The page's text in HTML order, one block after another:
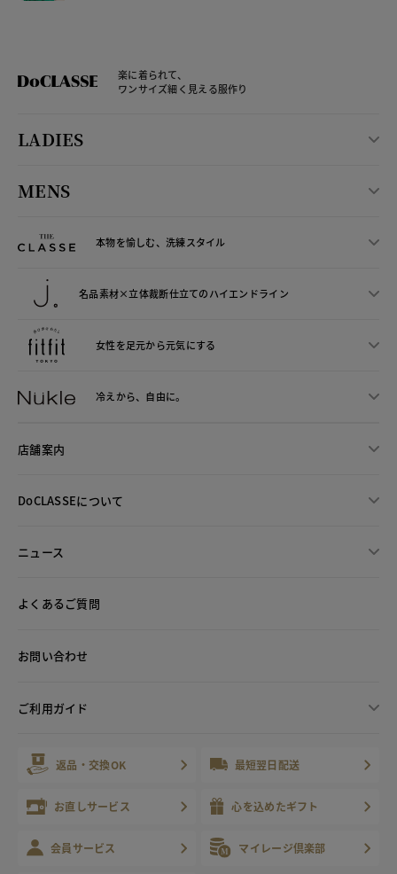
楽に着られて、
ワンサイズ細く見える服作り
LADIES
MENS
本物を愉しむ、洗練スタイル
名品素材×立体裁断仕立てのハイエンドライン
女性を足元から元気にする
冷えから、 自由に。
店舗案内
DoCLASSEについて
ニュース
よくあるご質問
お問い合わせ
ご利用ガイド
返品・交換OK 最短翌日配送
お直しサービス 心を込めたギフト
会員サービス マイレージ倶楽部